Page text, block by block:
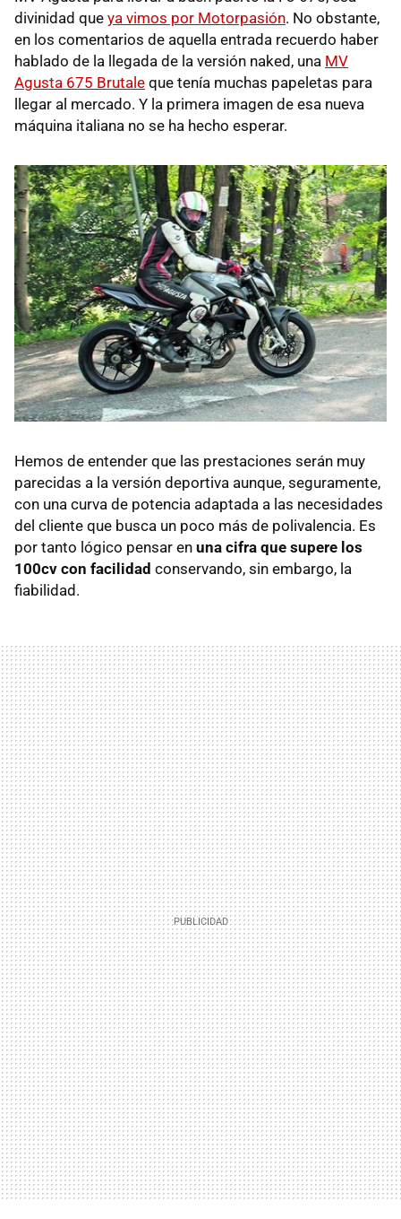
divinidad que ya vimos por Motorpasión. No obstante,
en los comentarios de aquella entrada recuerdo haber
hablado de la llegada de la versión naked, una MV
Agusta 675 Brutale que tenía muchas papeletas para
llegar al mercado. Y la primera imagen de esa nueva
máquina italiana no se ha hecho esperar.
Hemos de entender que las prestaciones serán muy
parecidas a la versión deportiva aunque, seguramente,
con una curva de potencia adaptada a las necesidades
del cliente que busca un poco más de polivalencia. Es
por tanto lógico pensar en una cifra que supere los
100cv con facilidad conservando, sin embargo, la
fiabilidad.